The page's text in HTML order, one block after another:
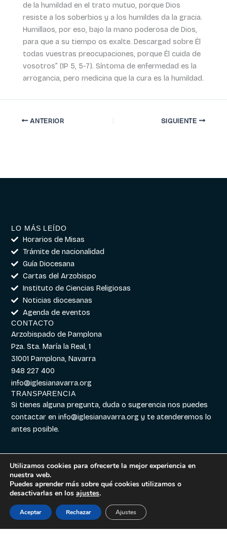
de la humildad en el trato mutuo, porque Dios
resiste a los soberbios y a los humildes da la gracia.
Humillaos, por eso, bajo la mano poderosa de Dios,
para que a su tiempo os exalte. Descargad sobre Él
todas vuestras preocupaciones, porque Él cuida de
vosotros” (1P 5, 5-7). Síntoma de enfermedad es la
arrogancia, pero medicina que la cura es la humildad.
ANTERIOR SIGUIENTE
LO MÁS LEÍDO
Horarios de Misas
Trámite de nacionalidad
Guía Diocesana
Cartas del Arzobispo
Instituto de Ciencias Religiosas
Noticias diocesanas
Agenda de eventos
CONTACTO
Arzobispado de Pamplona
Pza. Sta. María la Real, 1
31001 Pamplona, Navarra
948 227 400
info@iglesianavarra.org
TRANSPARENCIA
Si tienes alguna pregunta, duda o sugerencia nos puedes
contactar eninfo@iglesianavarra.org y te atenderemos lo
antes posible.
Aviso legal|
Cookies|Política de
Utilizamos cookies para ofrecerte la mejor experiencia en
nuestra web.
Puedes aprender más sobre qué cookies utilizamos o
desactivarlas en los ajustes.
Aceptar Rechazar Ajustes